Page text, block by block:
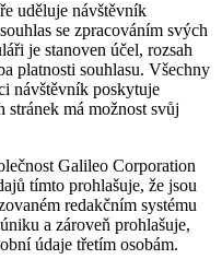
uděluje návštěvník
se zpracováním svých
je stanoven účel, rozsah
platnosti souhlasu. Všechny
návštěvník poskytuje
má možnost svůj
Galileo Corporation
tímto prohlašuje, že jsou
redakčním systému
a zároveň prohlašuje,
údaje třetím osobám.